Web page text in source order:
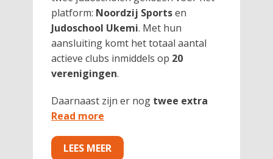
platform: Noordzij Sportsen
Judoschool Ukemi. Met hun
aansluiting komt het totaal aantal
actieve clubs inmiddels op 20
verenigingen.
Daarnaast zijn er nog twee extra
Read more
LEES MEER